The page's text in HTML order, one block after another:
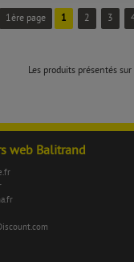
1ère page 1 2 3
Les produits présentés
web Balitrand